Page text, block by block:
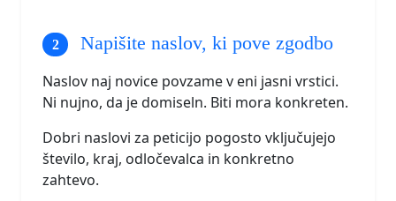
Napišite naslov, ki pove zgodbo
Naslov naj novice povzame v eni jasni vrstici.
Ni nujno, da je domiseln. Biti mora konkreten.
Dobri naslovi za peticijo pogosto vključujejo
število, kraj, odločevalca in konkretno
zahtevo.